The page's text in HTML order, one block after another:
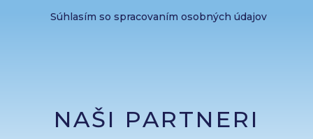
Súhlasím so spracovaním osobných údajov
NAŠI PARTNERI